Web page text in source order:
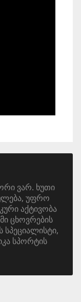
ვარ. ხუთი
უფრო
აქტივობა
ცხოვრების
სპორტის